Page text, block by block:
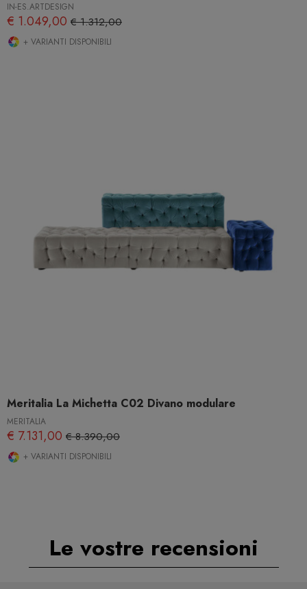
IN-ES.ARTDESIGN
€ 1.049,00 € 1.312,00
+ VARIANTI DISPONIBILI
Meritalia La Michetta C02 Divano modulare
MERITALIA
€ 7.131,00 € 8.390,00
+ VARIANTI DISPONIBILI
Le vostre recensioni